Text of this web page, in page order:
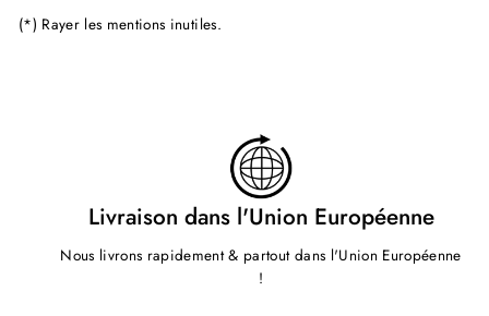
(*) Rayer les mentions inutiles.
Livraison dans l'Union Européenne
Nous livrons rapidement & partout dans l'Union Européenne
!